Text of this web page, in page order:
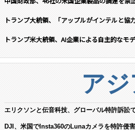
トランプ大統領、「アップルがインテルと
トランプ米大統領、AI企業による自主的なモ
ア
エリクソンと伝音科技、グローバル特許訴訟
DJI、米国でInsta360のLunaカメラを特許侵